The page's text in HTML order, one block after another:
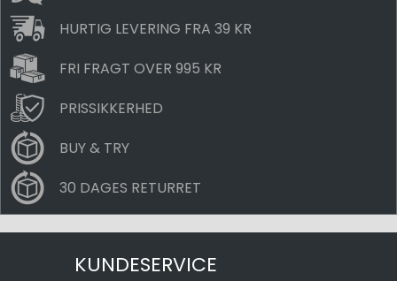
HURTIG LEVERING FRA 39 KR
FRI FRAGT OVER 995 KR
PRISSIKKERHED
BUY & TRY
30 DAGES RETURRET
KUNDESERVICE